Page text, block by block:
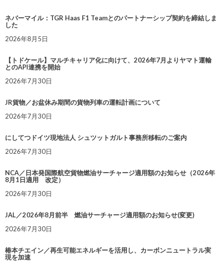
ネバーマイル：TGR Haas F1 Teamとのパートナーシップ契約を締結しま
した
2026年8月5日
【トドケール】マルチキャリア化に向けて、2026年7月よりヤマト運輸
とのAPI連携を開始
2026年7月30日
JR貨物／お盆休み期間の貨物列車の運転計画について
2026年7月30日
にしてつドイツ現地法人 シュツットガルト事務所移転のご案内
2026年7月30日
NCA／日本発国際航空貨物燃油サーチャージ適用額のお知らせ（2026年
8月1日適用 改定）
2026年7月30日
JAL／2026年8月前半 燃油サーチャージ適用額のお知らせ(変更)
2026年7月30日
椿本チエイン／再生可能エネルギーを活用し、カーボンニュートラル実
現を加速